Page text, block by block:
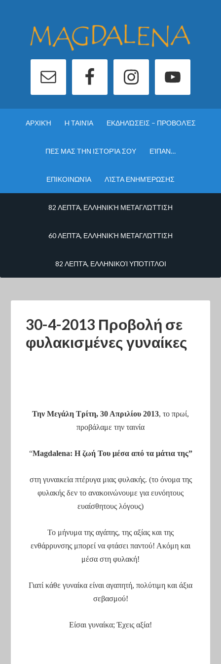
ΑΡΧΙΚΉ H ΤΑΙΝΊΑ ΕΚΔΗΛΏΣΕΙΣ – ΠΡΟΒΟΛΈΣ
ΠΕΣ ΜΑΣ ΤΗΝ ΙΣΤΟΡΊΑ ΣΟΥ ΕΊΠΑΝ…
ΕΠΙΚΟΙΝΩΝΊΑ ΛΊΣΤΑ ΕΝΗΜΈΡΩΣΗΣ
82 ΛΕΠΤΆ, ΕΛΛΗΝΙΚΉ ΜΕΤΑΓΛΏΤΤΙΣΗ
60 ΛΕΠΤΆ, ΕΛΛΗΝΙΚΉ ΜΕΤΑΓΛΏΤΤΙΣΗ
82 ΛΕΠΤΆ, ΕΛΛΗΝΙΚΟΊ ΥΠΌΤΙΤΛΟΙ
30-4-2013 Προβολή σε
φυλακισμένες γυναίκες
Την Μεγάλη Τρίτη, 30 Απριλίου 2013, το πρωί,
προβάλαμε την ταινία
“Magdalena: Η ζωή Του μέσα από τα μάτια της”
στη γυναικεία πτέρυγα μιας φυλακής. (το όνομα της
φυλακής δεν το ανακοινώνουμε για ευνόητους
ευαίσθητους λόγους)
Το μήνυμα της αγάπης, της αξίας και της
ενθάρρυνσης μπορεί να φτάσει παντού! Ακόμη και
μέσα στη φυλακή!
Γιατί κάθε γυναίκα είναι αγαπητή, πολύτιμη και άξια
σεβασμού!
Είσαι γυναίκα; Έχεις αξία!